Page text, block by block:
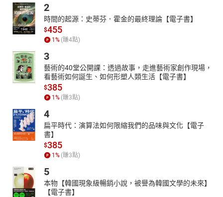
18.荷爾蒙的作用
19.為什麽會有月經
20.男生會不會有月經
21.什麽是夢遺
23.小學生該如何保護自己
24.小朋友遇到危險時要找誰幫忙
2
時間的起源：史蒂芬．霍金的最終理論【電子書】
$455
1 % (賺4點)
3
藝術的40堂公開課：透過故事，走進藝術家創作現場，
看藝術如何誕生、如何形塑人類生活【電子書】
$385
1 % (賺3點)
4
扁平時代：演算法如何限縮我們的品味與文化【電子
書】
$385
1 % (賺3點)
5
本物【韓國現象級暢銷小說，被譽為韓國文學的未來】
【電子書】